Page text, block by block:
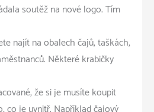
soutěž na nové logo. Tím
najít na obalech čajů, taškách,
Některé krabičky
že si je musíte koupit